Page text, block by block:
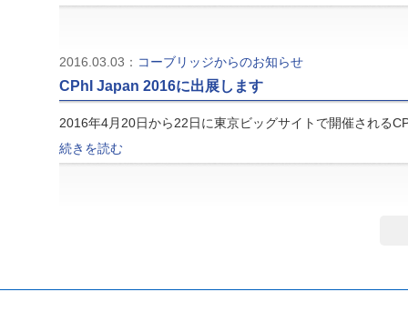
2016.03.03： コーブリッジからのお知らせ
CPhI Japan 2016に出展します
2016年4月20日から22日に東京ビッグサイトで開催される
続きを読む